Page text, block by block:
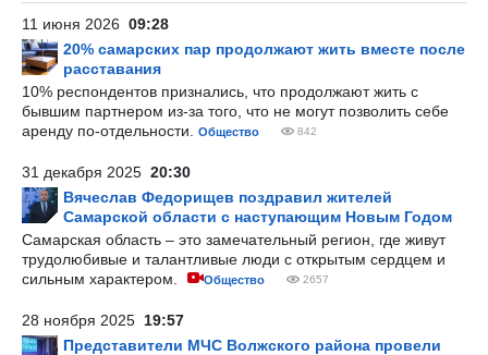
11 июня 2026 09:28
20% самарских пар продолжают жить вместе после
расставания
10% респондентов признались, что продолжают жить с
бывшим партнером из-за того, что не могут позволить себе
аренду по-отдельности.
Общество 842
31 декабря 2025 20:30
Вячеслав Федорищев поздравил жителей
Самарской области с наступающим Новым Годом
Самарская область – это замечательный регион, где живут
трудолюбивые и талантливые люди с открытым сердцем и
сильным характером.
Общество 2657
28 ноября 2025 19:57
Представители МЧС Волжского района провели